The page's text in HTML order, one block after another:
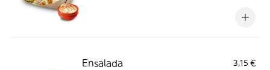
Ensalada
3,15 €